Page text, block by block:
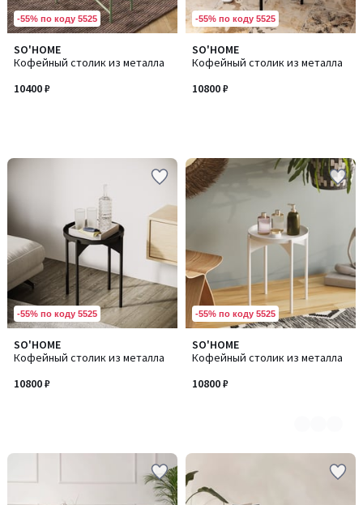
-55% по коду 5525
SO'HOME
Кофейный столик из металла
10400 ₽
-55% по коду 5525
SO'HOME
Кофейный столик из металла
10800 ₽
-55% по коду 5525
SO'HOME
Кофейный столик из металла
10800 ₽
-55% по коду 5525
SO'HOME
Кофейный столик из металла
10800 ₽
Количество
цветов:
4